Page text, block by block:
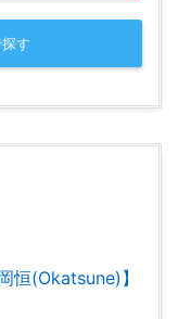
す
(Okatsune)】